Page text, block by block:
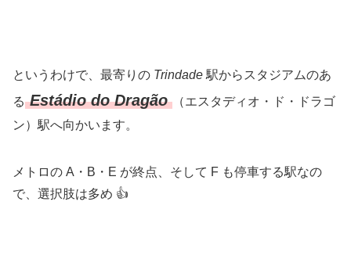
というわけで、最寄りの Trindade 駅からスタジアムのあ
るEstádio do Dragão （エスタディオ・ド・ドラゴ
ン）駅へ向かいます。
メトロの A・B・E が終点、そして F も停車する駅なの
で、選択肢は多め 👍